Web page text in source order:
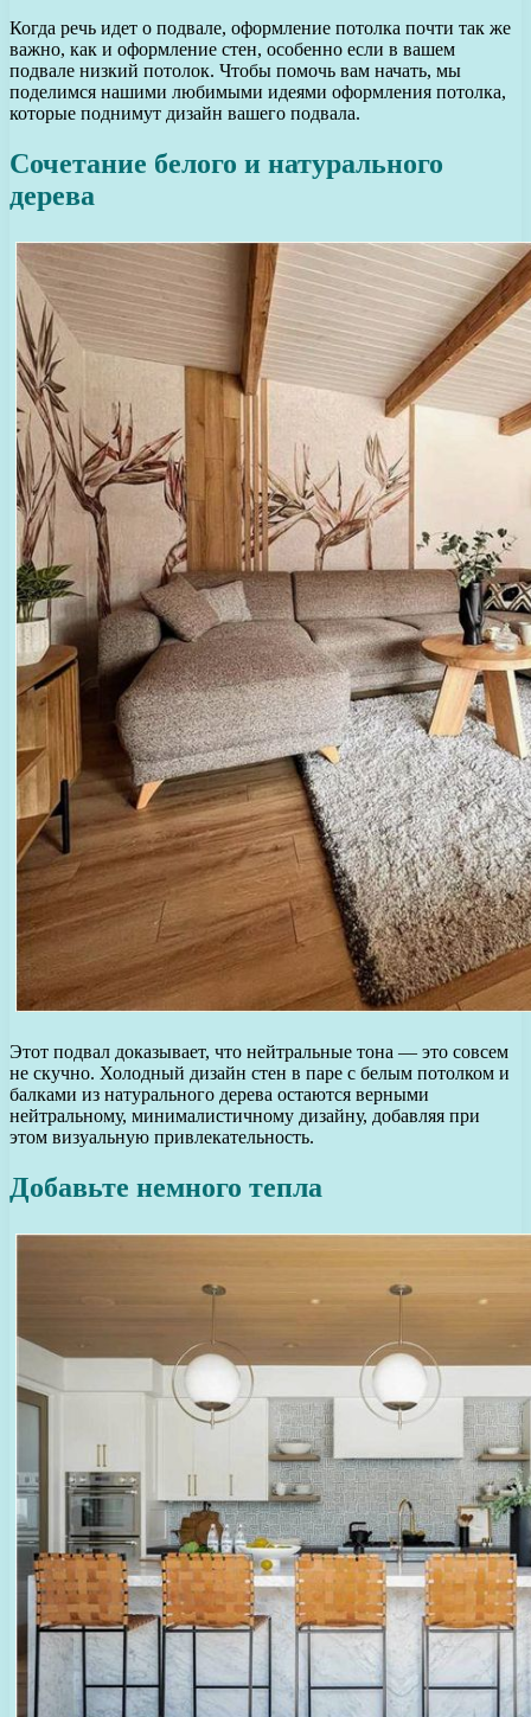
Когда речь идет о подвале, оформление потолка почти так же
важно, как и оформление стен, особенно если в вашем
подвале низкий потолок. Чтобы помочь вам начать, мы
поделимся нашими любимыми идеями оформления потолка,
которые поднимут дизайн вашего подвала.
Сочетание белого и натурального
дерева
Этот подвал доказывает, что нейтральные тона — это совсем
не скучно. Холодный дизайн стен в паре с белым потолком и
балками из натурального дерева остаются верными
нейтральному, минималистичному дизайну, добавляя при
этом визуальную привлекательность.
Добавьте немного тепла